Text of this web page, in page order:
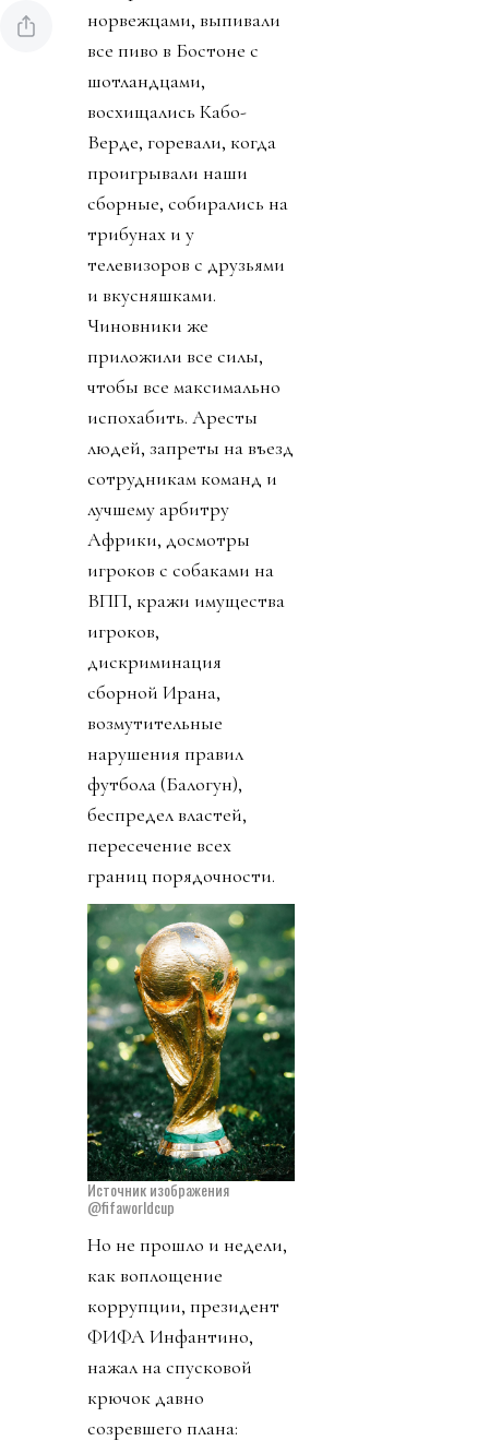
норвежцами, выпивали
все пиво в Бостоне с
шотландцами,
восхищались Кабо-
Верде, горевали, когда
проигрывали наши
сборные, собирались на
трибунах и у
телевизоров с друзьями
и вкусняшками.
Чиновники же
приложили все силы,
чтобы все максимально
испохабить. Аресты
людей, запреты на въезд
сотрудникам команд и
лучшему арбитру
Африки, досмотры
игроков с собаками на
ВПП, кражи имущества
игроков,
дискриминация
сборной Ирана,
возмутительные
нарушения правил
футбола (Балогун),
беспредел властей,
пересечение всех
границ порядочности.
Источник изображения
@fifaworldcup
Но не прошло и недели,
как воплощение
коррупции, президент
ФИФА Инфантино,
нажал на спусковой
крючок давно
созревшего плана: